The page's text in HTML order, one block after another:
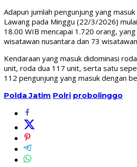
Adapun jumlah pengunjung yang
Lawang pada Minggu (22/3/2026)
18.00 WIB mencapai 1.720 orang,
wisatawan nusantara dan 73
Kendaraan yang masuk didominasi
unit, roda dua 117 unit, serta satu
112 pengunjung yang masuk dengan
Polda Jatim Polri probolinggo